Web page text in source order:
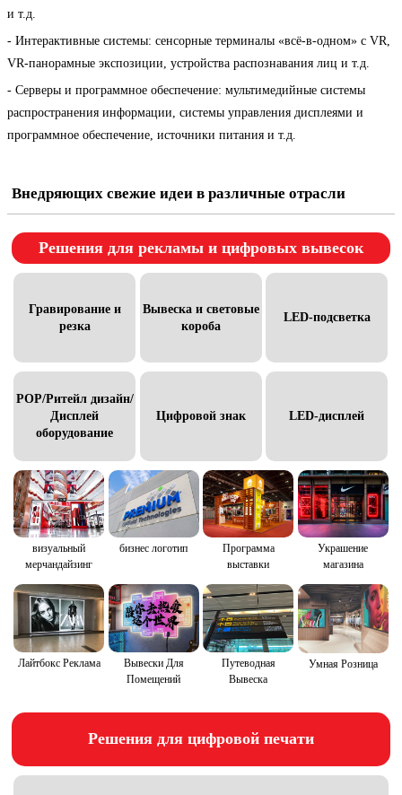
и т.д.
- Интерактивные системы: сенсорные терминалы «всё-в-одном» с VR,
VR-панорамные экспозиции, устройства распознавания лиц и т.д.
- Серверы и программное обеспечение: мультимедийные системы
распространения информации, системы управления дисплеями и
программное обеспечение, источники питания и т.д.
Внедряющих свежие идеи в различные отрасли
Решения для рекламы и цифровых вывесок
Гравирование и
резка
Вывеска и световые
короба
LED-подсветка
POP/Ритейл дизайн/
Дисплей
оборудование
Цифровой знак LED-дисплей
визуальный
мерчандайзинг
бизнес логотип
Программа
выставки
Украшение
магазина
Лайтбокс Реклама
Вывески Для
Помещений
Путеводная
Вывеска
Умная Розница
Решения для цифровой печати